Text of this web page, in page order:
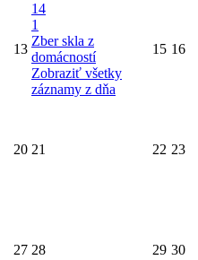
13
14
1
Zber skla z
domácností
Zobraziť všetky
záznamy z dňa
15 16
20 21 22 23
27 28 29 30